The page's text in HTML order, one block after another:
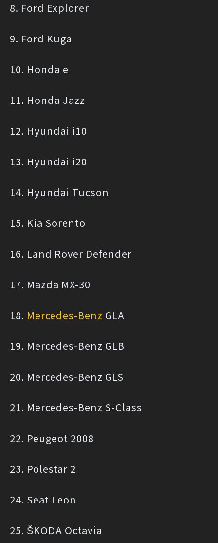
8. Ford Explorer
9. Ford Kuga
10. Honda e
11. Honda Jazz
12. Hyundai i10
13. Hyundai i20
14. Hyundai Tucson
15. Kia Sorento
16. Land Rover Defender
17. Mazda MX-30
18. Mercedes-Benz GLA
19. Mercedes-Benz GLB
20. Mercedes-Benz GLS
21. Mercedes-Benz S-Class
22. Peugeot 2008
23. Polestar 2
24. Seat Leon
25. ŠKODA Octavia